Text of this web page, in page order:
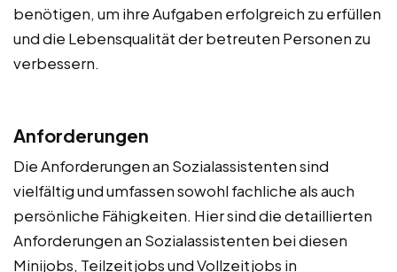
benötigen, um ihre Aufgaben erfolgreich zu erfüllen
und die Lebensqualität der betreuten Personen zu
verbessern.
Anforderungen
Die Anforderungen an Sozialassistenten sind
vielfältig und umfassen sowohl fachliche als auch
persönliche Fähigkeiten. Hier sind die detaillierten
Anforderungen an Sozialassistenten bei diesen
Minijobs, Teilzeitjobs und Vollzeitjobs in